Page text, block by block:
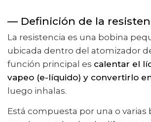
— Definición de la
La resistencia es una bobina
ubicada dentro del atomizador
función principal es calentar el
vapeo (e-líquido) y convertirlo
luego inhalas.
Está compuesta por una o varias